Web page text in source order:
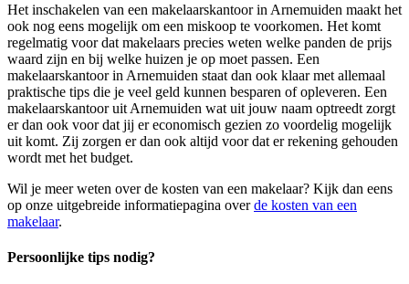
Het inschakelen van een makelaarskantoor in Arnemuiden maakt het
ook nog eens mogelijk om een miskoop te voorkomen. Het komt
regelmatig voor dat makelaars precies weten welke panden de prijs
waard zijn en bij welke huizen je op moet passen. Een
makelaarskantoor in Arnemuiden staat dan ook klaar met allemaal
praktische tips die je veel geld kunnen besparen of opleveren. Een
makelaarskantoor uit Arnemuiden wat uit jouw naam optreedt zorgt
er dan ook voor dat jij er economisch gezien zo voordelig mogelijk
uit komt. Zij zorgen er dan ook altijd voor dat er rekening gehouden
wordt met het budget.
Wil je meer weten over de kosten van een makelaar? Kijk dan eens
op onze uitgebreide informatiepagina overde kosten van een
makelaar.
Persoonlijke tips nodig?